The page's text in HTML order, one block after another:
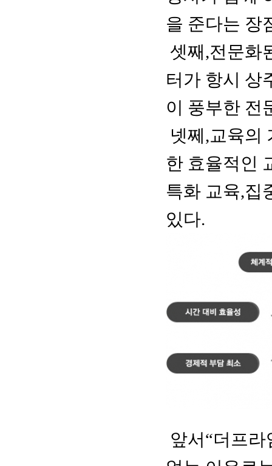
을 준다는 장
셋째,전문화
터가 항시 상
이 풍부한 전
넷쩨,교육의
한 효율적인
특화 교육,집
있다.
앞서“더프